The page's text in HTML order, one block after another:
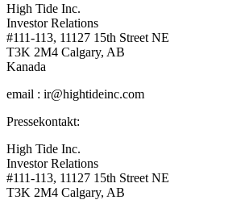
High Tide Inc.
Investor Relations
#111-113, 11127 15th Street NE
T3K 2M4 Calgary, AB
Kanada
email : ir@hightideinc.com
Pressekontakt:
High Tide Inc.
Investor Relations
#111-113, 11127 15th Street NE
T3K 2M4 Calgary, AB